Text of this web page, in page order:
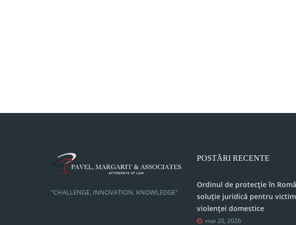
"CHALLENGE, INNOVATION, KNOWLEDGE"
POSTĂRI RECENTE
Ordinul de protecție în
soluție juridică pentru
violenței domestice
mai 20, 2026